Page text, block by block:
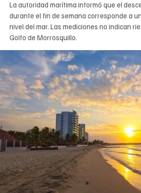
La autoridad marítima informó que el
durante el fin de semana corresponde a
nivel del mar. Las mediciones no indican
Golfo de Morrosquillo.